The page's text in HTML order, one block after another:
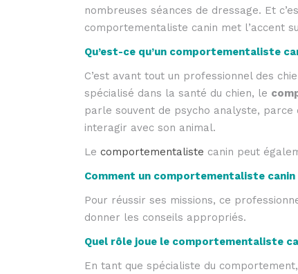
nombreuses séances de dressage. Et
comportementaliste canin met l’accent
Qu’est-ce qu’un comportementaliste
C’est avant tout un professionnel des
spécialisé dans la santé du chien, le
parle souvent de psycho analyste,
interagir avec son animal.
Le comportementaliste canin peut
Comment un comportementaliste
Pour réussir ses missions, ce
donner les conseils appropriés.
Quel rôle joue le comportementaliste
En tant que spécialiste du